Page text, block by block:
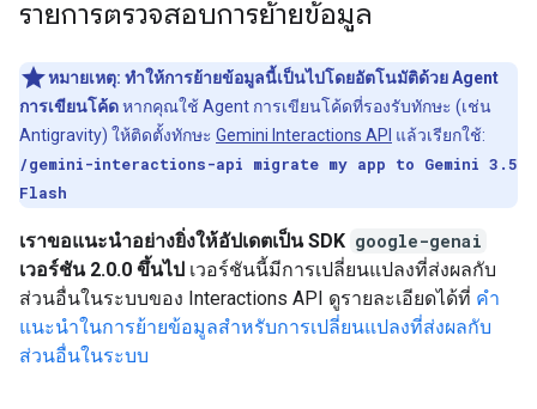
รายการตรวจสอบการย้ายข้อมูล
หมายเหตุ: ทำให้การย้ายข้อมูลนี้เป็นไปโดยอัตโนมัติด้วย Agent
การเขียนโค้ดหากคุณใช้ Agent การเขียนโค้ดที่รองรับทักษะ (เช่น
Antigravity) ให้ติดตั้งทักษะ Gemini Interactions API แล้วเรียกใช้:
/gemini-interactions-api migrate my app to Gemini 3.5
Flash
เราขอแนะนำอย่างยิ่งให้อัปเดตเป็น SDK google-genai
เวอร์ชัน 2.0.0 ขึ้นไป เวอร์ชันนี้มีการเปลี่ยนแปลงที่ส่งผลกับ
ส่วนอื่นในระบบของ Interactions API ดูรายละเอียดได้ที่ คำ
แนะนำในการย้ายข้อมูลสำหรับการเปลี่ยนแปลงที่ส่งผลกับ
ส่วนอื่นในระบบ